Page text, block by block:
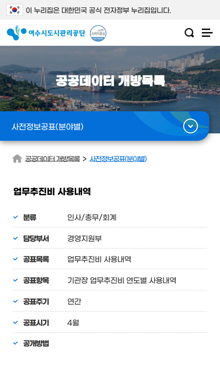
이 누리집은 대한민국 공식 전자정부 누리집입니다.
공공데이터 개방목록
사전정보공표(분야별)
공공데이터 개방목록 > 사전정보공표(분야별)
업무추진비 사용내역
분류 인사/총무/회계
담당부서 경영지원부
공표목록 업무추진비 사용내역
공표항목 기관장 업무추진비 연도별 사용내역
공표주기 연간
공표시기 4월
공개방법